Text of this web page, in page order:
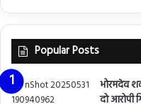
Popular Posts
भोरमदेव
दो आरोपी